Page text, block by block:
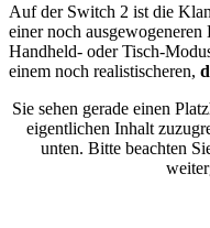
Auf der Switch 2 ist die
einer noch
Handheld- oder Tisch-
einem noch realistischeren,
Sie sehen gerade einen
eigentlichen Inhalt
unten. Bitte beachten